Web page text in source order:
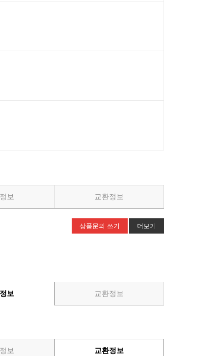
보 교환정보
상품문의 쓰기 더보기
보 교환정보
보 교환정보